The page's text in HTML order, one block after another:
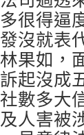
很得逼
沒就表
果如，
起沒成
數多大
人害被